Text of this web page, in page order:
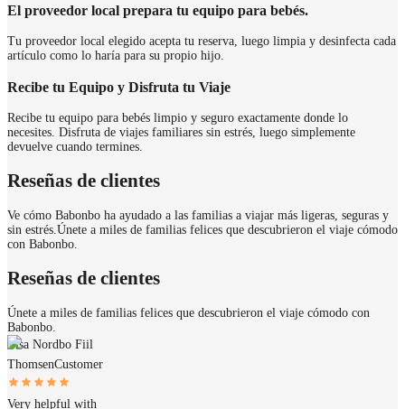
El proveedor local prepara tu equipo para bebés.
Tu proveedor local elegido acepta tu reserva, luego limpia y desinfecta cada
artículo como lo haría para su propio hijo.
Recibe tu Equipo y Disfruta tu Viaje
Recibe tu equipo para bebés limpio y seguro exactamente donde lo
necesites. Disfruta de viajes familiares sin estrés, luego simplemente
devuelve cuando termines.
Reseñas de clientes
Ve cómo Babonbo ha ayudado a las familias a viajar más ligeras, seguras y
sin estrés. Únete a miles de familias felices que descubrieron el viaje cómodo
con Babonbo.
Reseñas de clientes
Únete a miles de familias felices que descubrieron el viaje cómodo con
Babonbo.
Lisa Nordbo Fiil
ThomsenCustomer
Very helpful with